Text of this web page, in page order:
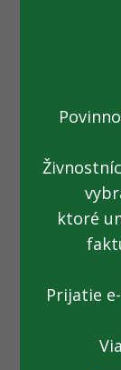
dostupné
a po
V rámci
subjekt
daňovú
formulára
správy daní
Spotrebné
URL
používateľ
dokumentov.
ktoré
Prijatie